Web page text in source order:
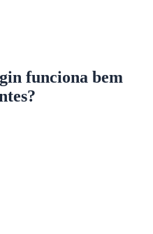
funciona bem